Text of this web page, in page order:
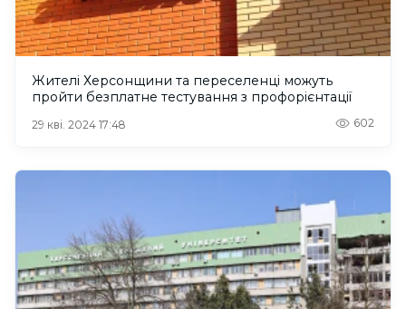
Жителі Херсонщини та переселенці можуть
пройти безплатне тестування з профорієнтації
29 кві. 2024 17:48 602